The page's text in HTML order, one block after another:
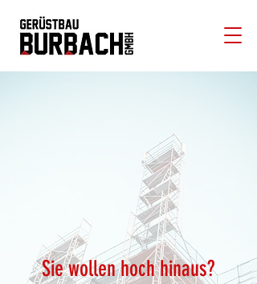
Sie wollen hoch hinaus?